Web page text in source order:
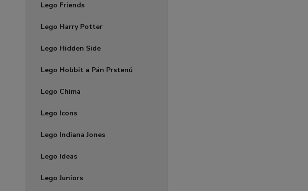
Lego Friends
Lego Harry Potter
Lego Hidden Side
Lego Hobbit a Pán Prstenů
Lego Chima
Lego Icons
Lego Indiana Jones
Lego Ideas
Lego Juniors